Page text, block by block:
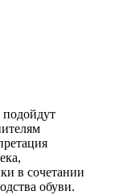
подойдут
в сочетании
обуви.